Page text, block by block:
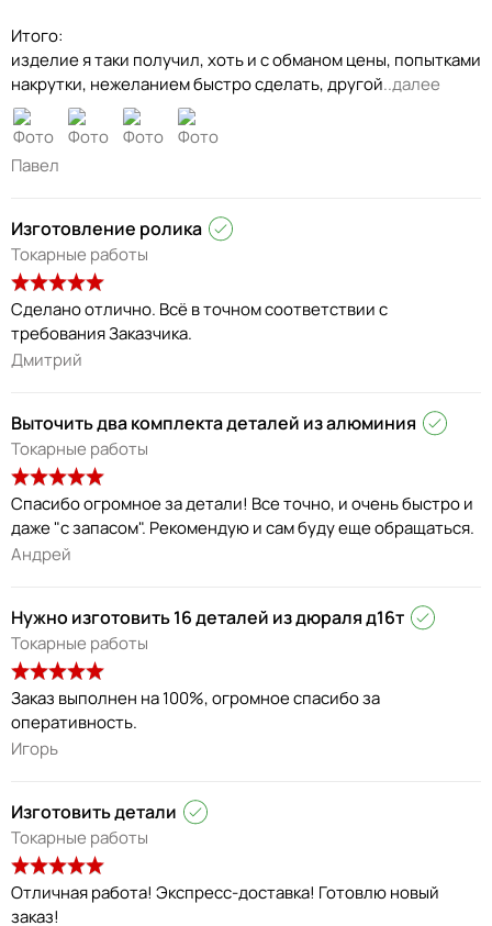
Итого:
изделие я таки получил, хоть и с обманом цены, попытками
накрутки, нежеланием быстро сделать, другой..далее
Павел
Изготовление ролика
Токарные работы
Сделано отлично. Всё в точном соответствии с
требования Заказчика.
Дмитрий
Выточить два комплекта деталей из алюминия
Токарные работы
Спасибо огромное за детали! Все точно, и очень быстро и
даже "с запасом". Рекомендую и сам буду еще обращаться.
Андрей
Нужно изготовить 16 деталей из дюраля д16т
Токарные работы
Заказ выполнен на 100%, огромное спасибо за
оперативность.
Игорь
Изготовить детали
Токарные работы
Отличная работа! Экспресс-доставка! Готовлю новый
заказ!